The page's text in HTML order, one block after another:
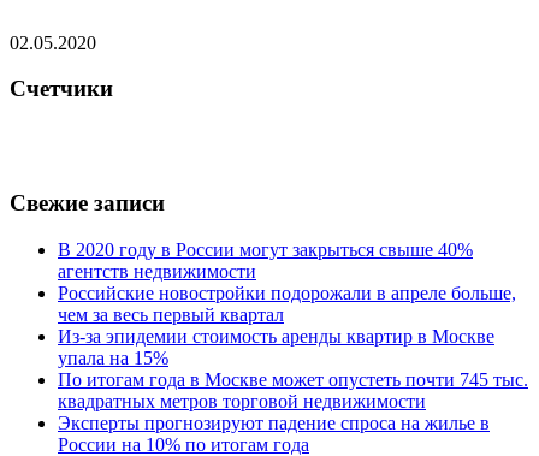
02.05.2020
Счетчики
Свежие записи
В 2020 году в России могут закрыться свыше 40%
агентств недвижимости
Российские новостройки подорожали в апреле больше,
чем за весь первый квартал
Из-за эпидемии стоимость аренды квартир в Москве
упала на 15%
По итогам года в Москве может опустеть почти 745 тыс.
квадратных метров торговой недвижимости
Эксперты прогнозируют падение спроса на жилье в
России на 10% по итогам года